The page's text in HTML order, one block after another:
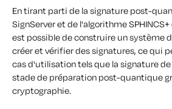
En tirant parti de la signature post-
SignServer et de l'algorithme
est possible de construire un système
créer et vérifier des signatures, ce qui
cas d'utilisation tels que la signature de
stade de préparation post-quantique
cryptographie.